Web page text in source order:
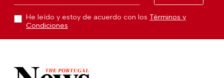
He leído y estoy de acuerdo con los Términos y
Condiciones